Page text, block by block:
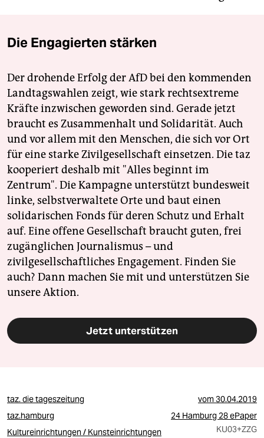
Die Engagierten stärken
Der drohende Erfolg der AfD bei den kommenden
Landtagswahlen zeigt, wie stark rechtsextreme
Kräfte inzwischen geworden sind. Gerade jetzt
braucht es Zusammenhalt und Solidarität. Auch
und vor allem mit den Menschen, die sich vor Ort
für eine starke Zivilgesellschaft einsetzen. Die taz
kooperiert deshalb mit "Alles beginnt im
Zentrum". Die Kampagne unterstützt bundesweit
linke, selbstverwaltete Orte und baut einen
solidarischen Fonds für deren Schutz und Erhalt
auf. Eine offene Gesellschaft braucht guten, frei
zugänglichen Journalismus – und
zivilgesellschaftliches Engagement. Finden Sie
auch? Dann machen Sie mit und unterstützen Sie
unsere Aktion.
Jetzt unterstützen
taz. die tageszeitung vom30.04.2019
taz.hamburg
24 Hamburg 28 ePaper
Kultureinrichtungen / Kunsteinrichtungen
KU03+ZZG